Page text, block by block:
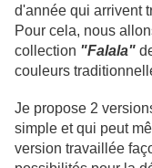
d'année qui arrivent
Pour cela, nous
collection "Falala"
couleurs
Je propose 2
simple et qui peut
version travaillée